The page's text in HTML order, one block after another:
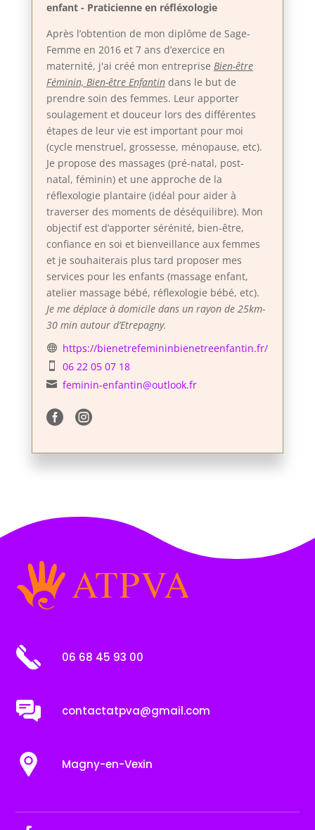
enfant - Praticienne en réfléxologie
Après l’obtention de mon diplôme de Sage-
Femme en 2016 et 7 ans d’exercice en
maternité, j'ai créé mon entreprise Bien-être
Féminin, Bien-être Enfantindans le but de
prendre soin des femmes. Leur apporter
soulagement et douceur lors des différentes
étapes de leur vie est important pour moi
(cycle menstruel, grossesse, ménopause, etc).
Je propose des massages (pré-natal, post-
natal, féminin) et une approche de la
réflexologie plantaire (idéal pour aider à
traverser des moments de déséquilibre). Mon
objectif est d’apporter sérénité, bien-être,
confiance en soi et bienveillance aux femmes
et je souhaiterais plus tard proposer mes
services pour les enfants (massage enfant,
atelier massage bébé, réflexologie bébé, etc).
Je me déplace à domicile dans un rayon de 25km-
30 min autour d’Etrepagny.
 https://bienetrefemininbienetreenfantin.fr/
 06 22 05 07 18
 feminin-enfantin@outlook.fr
 
06 68 45 93 00
contactatpva@gmail.com
Magny-en-Vexin